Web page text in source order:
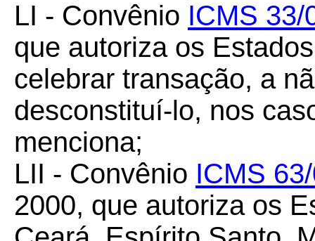
LI - Convênio ICMS 33/
que autoriza os
celebrar transação, a
desconstituí-lo, nos
menciona;
LII - Convênio ICMS
2000, que autoriza os